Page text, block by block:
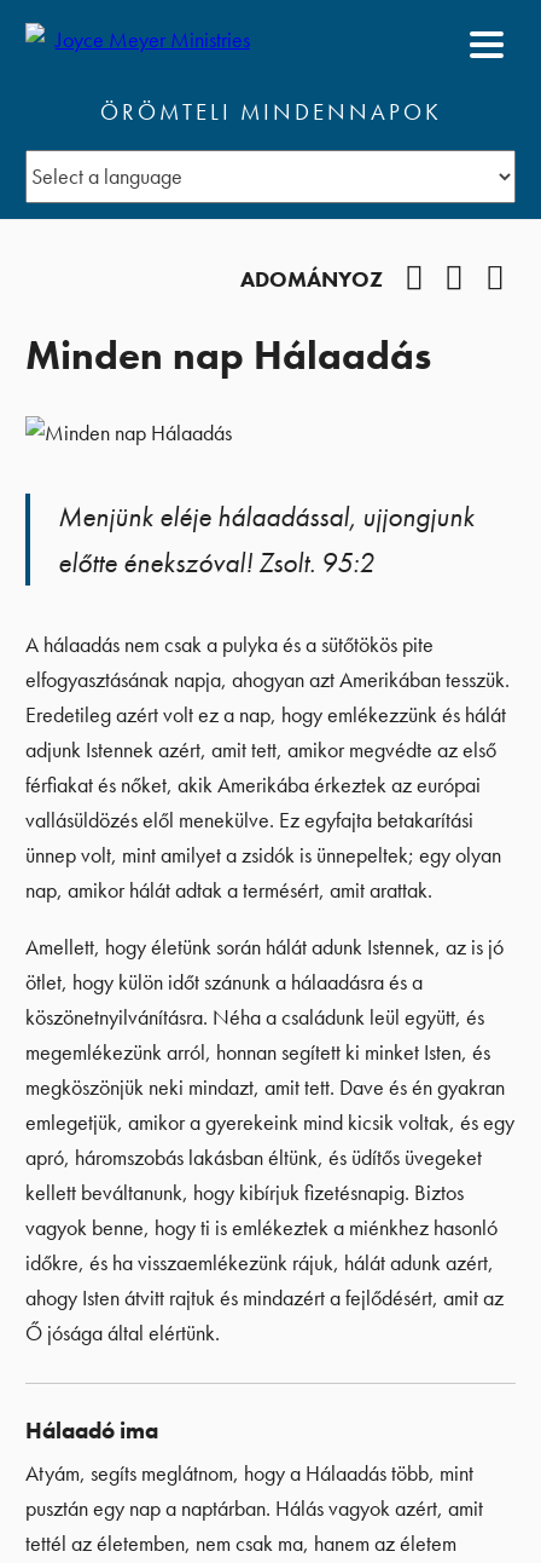
ÖRÖMTELI MINDENNAPOK
ADOMÁNYOZ
Minden nap Hálaadás
Menjünk eléje hálaadással, ujjongjunk
előtte énekszóval! Zsolt. 95:2
A hálaadás nem csak a pulyka és a sütőtökös pite
elfogyasztásának napja, ahogyan azt Amerikában tesszük.
Eredetileg azért volt ez a nap, hogy emlékezzünk és hálát
adjunk Istennek azért, amit tett, amikor megvédte az első
férfiakat és nőket, akik Amerikába érkeztek az európai
vallásüldözés elől menekülve. Ez egyfajta betakarítási
ünnep volt, mint amilyet a zsidók is ünnepeltek; egy olyan
nap, amikor hálát adtak a termésért, amit arattak.
Amellett, hogy életünk során hálát adunk Istennek, az is jó
ötlet, hogy külön időt szánunk a hálaadásra és a
köszönetnyilvánításra. Néha a családunk leül együtt, és
megemlékezünk arról, honnan segített ki minket Isten, és
megköszönjük neki mindazt, amit tett. Dave és én gyakran
emlegetjük, amikor a gyerekeink mind kicsik voltak, és egy
apró, háromszobás lakásban éltünk, és üdítős üvegeket
kellett beváltanunk, hogy kibírjuk fizetésnapig. Biztos
vagyok benne, hogy ti is emlékeztek a miénkhez hasonló
időkre, és ha visszaemlékezünk rájuk, hálát adunk azért,
ahogy Isten átvitt rajtuk és mindazért a fejlődésért, amit az
Ő jósága által elértünk.
Hálaadó ima
Atyám, segíts meglátnom, hogy a Hálaadás több, mint
pusztán egy nap a naptárban. Hálás vagyok azért, amit
tettél az életemben, nem csak ma, hanem az életem